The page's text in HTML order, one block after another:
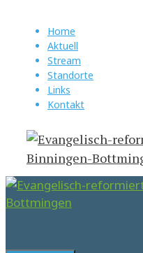
Inhalt
Home
Aktuell
Stream
Standorte
Links
Kontakt